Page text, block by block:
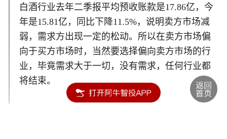
白酒行业去年二季报平均预收账款是17.86亿，今
年是15.81亿，同比下降11.5%，说明卖方市场减
弱，需求方出现一定的松动。所以在卖方市场偏
向于买方市场时，当然要选择偏向卖方市场的行
业，毕竟需求大于一切，没有需求，任何行业都
将结束。